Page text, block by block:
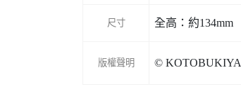
尺寸 全高：約134mm
版權聲明 © KOTOBUKIYA